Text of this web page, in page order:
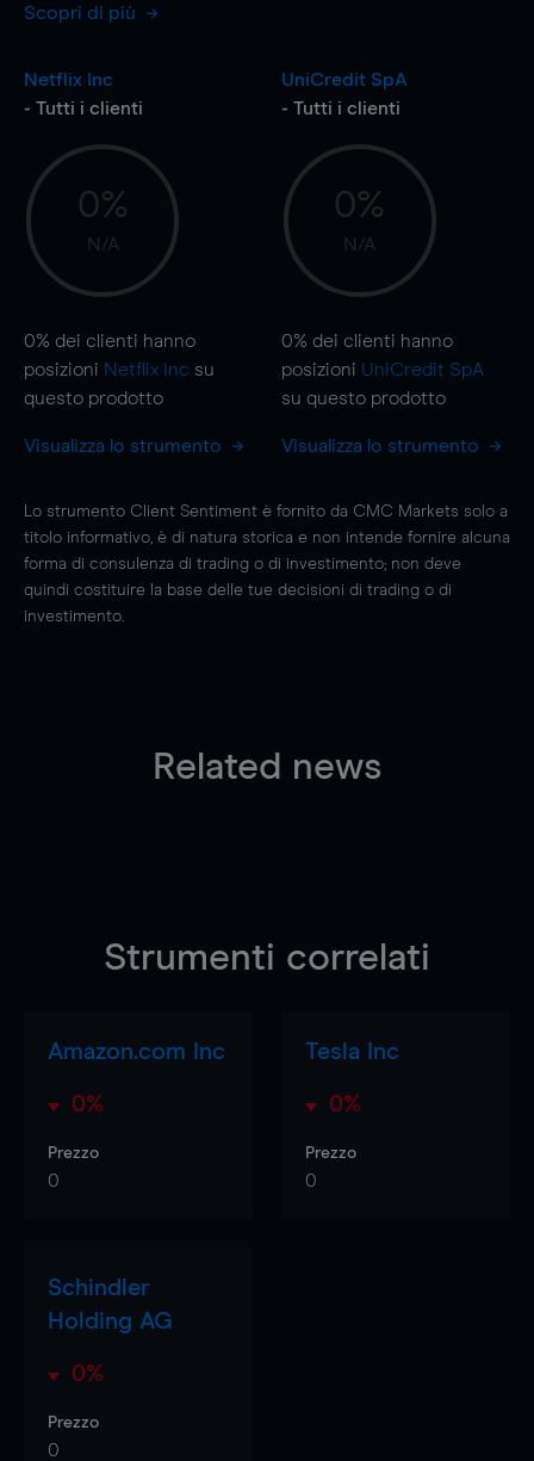
Scopri di più
Netflix Inc
- Tutti i clienti
0%
N/A
0% dei clienti hanno
posizioni Netflix Inc su
questo prodotto
Visualizza lo strumento
UniCredit SpA
- Tutti i clienti
0%
N/A
0% dei clienti hanno
posizioni UniCredit SpA
su questo prodotto
Visualizza lo strumento
Lo strumento Client Sentiment è fornito da CMC Markets solo a
titolo informativo, è di natura storica e non intende fornire alcuna
forma di consulenza di trading o di investimento; non deve
quindi costituire la base delle tue decisioni di trading o di
investimento.
Related news
Strumenti correlati
Amazon.com Inc
0%
Prezzo
0
Tesla Inc
0%
Prezzo
0
Schindler
Holding AG
0%
Prezzo
0